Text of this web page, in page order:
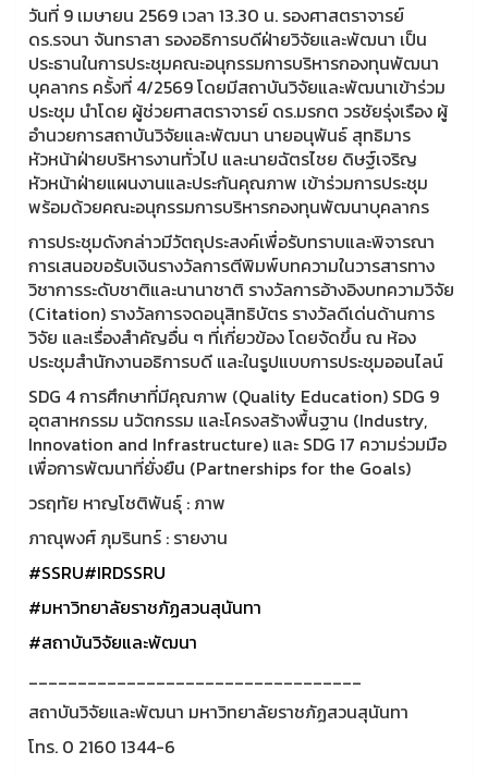
วันที่ 9 เมษายน 2569 เวลา 13.30 น. รองศาสตราจารย์
ดร.รจนา จันทราสา รองอธิการบดีฝ่ายวิจัยและพัฒนา เป็น
ประธานในการประชุมคณะอนุกรรมการบริหารกองทุนพัฒนา
บุคลากร ครั้งที่ 4/2569 โดยมีสถาบันวิจัยและพัฒนาเข้าร่วม
ประชุม นำโดย ผู้ช่วยศาสตราจารย์ ดร.มรกต วรชัยรุ่งเรือง ผู้
อำนวยการสถาบันวิจัยและพัฒนา นายอนุพันธ์ สุทธิมาร
หัวหน้าฝ่ายบริหารงานทั่วไป และนายฉัตรไชย ดิษฐ์เจริญ
หัวหน้าฝ่ายแผนงานและประกันคุณภาพ เข้าร่วมการประชุม
พร้อมด้วยคณะอนุกรรมการบริหารกองทุนพัฒนาบุคลากร
การประชุมดังกล่าวมีวัตถุประสงค์เพื่อรับทราบและพิจารณา
การเสนอขอรับเงินรางวัลการตีพิมพ์บทความในวารสารทาง
วิชาการระดับชาติและนานาชาติ รางวัลการอ้างอิงบทความวิจัย
(Citation) รางวัลการจดอนุสิทธิบัตร รางวัลดีเด่นด้านการ
วิจัย และเรื่องสำคัญอื่น ๆ ที่เกี่ยวข้อง โดยจัดขึ้น ณ ห้อง
ประชุมสำนักงานอธิการบดี และในรูปแบบการประชุมออนไลน์
SDG 4 การศึกษาที่มีคุณภาพ (Quality Education) SDG 9
อุตสาหกรรม นวัตกรรม และโครงสร้างพื้นฐาน (Industry,
Innovation and Infrastructure) และ SDG 17 ความร่วมมือ
เพื่อการพัฒนาที่ยั่งยืน (Partnerships for the Goals)
วรฤทัย หาญโชติพันธุ์ : ภาพ
ภาณุพงศ์ ภุมรินทร์ : รายงาน
#SSRU#IRDSSRU
#มหาวิทยาลัยราชภัฏสวนสุนันทา
#สถาบันวิจัยและพัฒนา
__________________________________
สถาบันวิจัยและพัฒนา มหาวิทยาลัยราชภัฏสวนสุนันทา
โทร. 0 2160 1344-6